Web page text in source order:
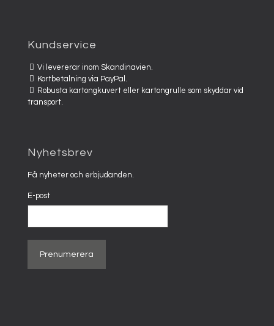
Kundservice
Vi levererar inom Skandinavien.
Kortbetalning via PayPal.
Robusta kartongkuvert eller kartongrulle som skyddar vid
transport.
Nyhetsbrev
Få nyheter och erbjudanden.
E-post